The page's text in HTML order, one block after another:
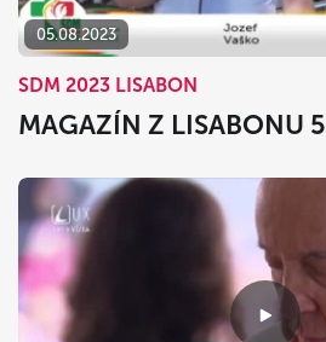
05.08.2023
SDM 2023 LISABON
MAGAZÍN Z LISABONU 5